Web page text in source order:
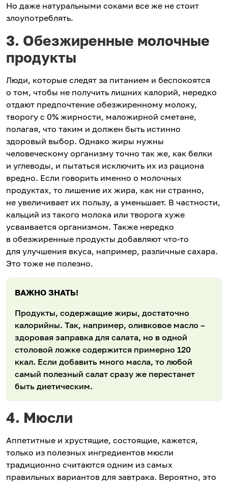
Но даже натуральными соками все же не стоит
злоупотреблять.
3. Обезжиренные молочные
продукты
Люди, которые следят за питанием и беспокоятся
о том, чтобы не получить лишних калорий, нередко
отдают предпочтение обезжиренному молоку,
творогу с 0% жирности, маложирной сметане,
полагая, что таким и должен быть истинно
здоровый выбор. Однако жиры нужны
человеческому организму точно так же, как белки
и углеводы, и пытаться исключить их из рациона
вредно. Если говорить именно о молочных
продуктах, то лишение их жира, как ни странно,
не увеличивает их пользу, а уменьшает. В частности,
кальций из такого молока или творога хуже
усваивается организмом. Также нередко
в обезжиренные продукты добавляют что-то
для улучшения вкуса, например, различные сахара.
Это тоже не полезно.
ВАЖНО ЗНАТЬ!
Продукты, содержащие жиры, достаточно
калорийны. Так, например, оливковое масло –
здоровая заправка для салата, но в одной
столовой ложке содержится примерно 120
ккал. Если добавить много масла, то любой
самый полезный салат сразу же перестанет
быть диетическим.
4. Мюсли
Аппетитные и хрустящие, состоящие, кажется,
только из полезных ингредиентов мюсли
традиционно считаются одним из самых
правильных вариантов для завтрака. Вероятно, это